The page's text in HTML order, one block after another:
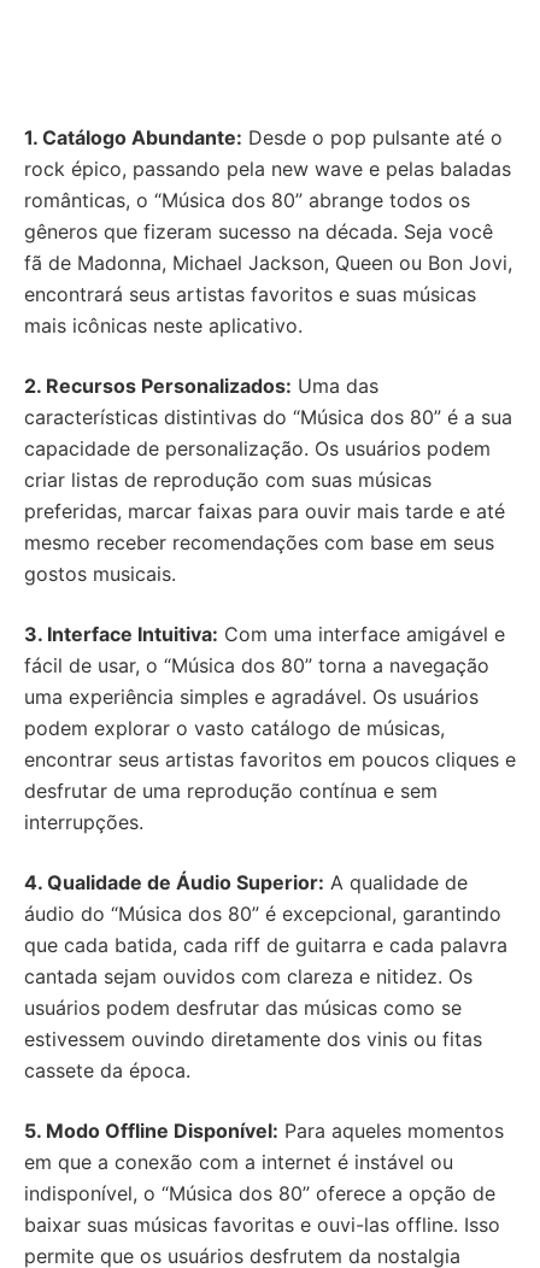
1. Catálogo Abundante: Desde o pop pulsante até o
rock épico, passando pela new wave e pelas baladas
românticas, o “Música dos 80” abrange todos os
gêneros que fizeram sucesso na década. Seja você
fã de Madonna, Michael Jackson, Queen ou Bon Jovi,
encontrará seus artistas favoritos e suas músicas
mais icônicas neste aplicativo.
2. Recursos Personalizados: Uma das
características distintivas do “Música dos 80” é a sua
capacidade de personalização. Os usuários podem
criar listas de reprodução com suas músicas
preferidas, marcar faixas para ouvir mais tarde e até
mesmo receber recomendações com base em seus
gostos musicais.
3. Interface Intuitiva: Com uma interface amigável e
fácil de usar, o “Música dos 80” torna a navegação
uma experiência simples e agradável. Os usuários
podem explorar o vasto catálogo de músicas,
encontrar seus artistas favoritos em poucos cliques e
desfrutar de uma reprodução contínua e sem
interrupções.
4. Qualidade de Áudio Superior: A qualidade de
áudio do “Música dos 80” é excepcional, garantindo
que cada batida, cada riff de guitarra e cada palavra
cantada sejam ouvidos com clareza e nitidez. Os
usuários podem desfrutar das músicas como se
estivessem ouvindo diretamente dos vinis ou fitas
cassete da época.
5. Modo Offline Disponível: Para aqueles momentos
em que a conexão com a internet é instável ou
indisponível, o “Música dos 80” oferece a opção de
baixar suas músicas favoritas e ouvi-las offline. Isso
permite que os usuários desfrutem da nostalgia